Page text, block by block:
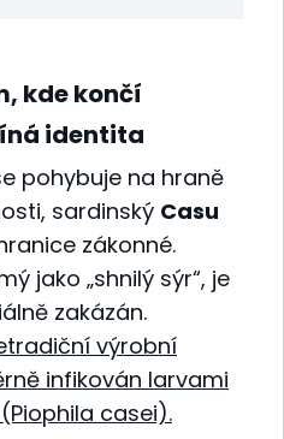
kde končí
identita
pohybuje na hraně
sardinský Casu
zákonné.
jako „shnilý sýr“, je
zakázán.
výrobní
infikován larvami
casei).